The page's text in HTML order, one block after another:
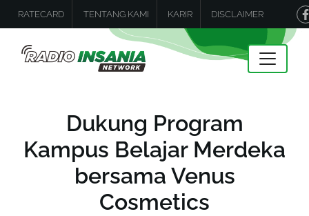
RATECARD TENTANG KAMI KARIR DISCLAIMER
Dukung Program
Kampus Belajar Merdeka
bersama Venus
Cosmetics